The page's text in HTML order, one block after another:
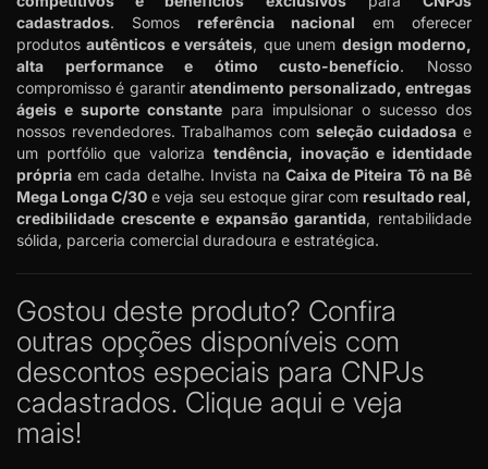
cadastrados. Somos referência nacional em oferecer
produtosautênticos e versáteis, que unem design moderno,
alta performance e ótimo custo-benefício. Nosso
compromisso é garantiratendimento personalizado, entregas
ágeis e suporte constante para impulsionar o sucesso dos
nossos revendedores. Trabalhamos com seleção cuidadosa e
um portfólio que valoriza tendência, inovação e identidade
própria em cada detalhe. Invista naCaixa de Piteira Tô na Bê
Mega Longa C/30 e veja seu estoque girar com resultado real,
credibilidade crescente e expansão garantida, rentabilidade
sólida, parceria comercial duradoura e estratégica.
Gostou deste produto? Confira
outras opções disponíveis com
descontos especiais para CNPJs
cadastrados. Clique aqui e veja
mais!